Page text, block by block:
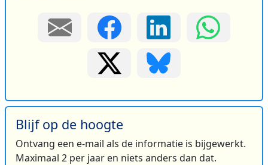
Blijf op de hoogte
Ontvang een e-mail als de informatie is bijgewerkt.
Maximaal 2 per jaar en niets anders dan dat.